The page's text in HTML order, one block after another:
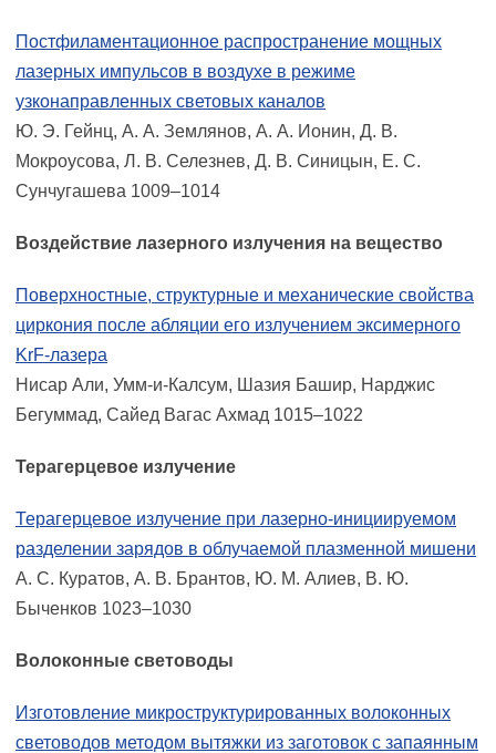
Постфиламентационное распространение мощных
лазерных импульсов в воздухе в режиме
узконаправленных световых каналов
Ю. Э. Гейнц, А. А. Землянов, А. А. Ионин, Д. В.
Мокроусова, Л. В. Селезнев, Д. В. Синицын, Е. С.
Сунчугашева 1009–1014
Воздействие лазерного излучения на вещество
Поверхностные, структурные и механические свойства
циркония после абляции его излучением эксимерного
KrF-лазера
Нисар Али, Умм-и-Калсум, Шазия Башир, Нарджис
Бегуммад, Сайед Вагас Ахмад 1015–1022
Терагерцевое излучение
Терагерцевое излучение при лазерно-инициируемом
разделении зарядов в облучаемой плазменной мишени
А. С. Куратов, А. В. Брантов, Ю. М. Алиев, В. Ю.
Быченков 1023–1030
Волоконные световоды
Изготовление микроструктурированных волоконных
световодов методом вытяжки из заготовок с запаянным